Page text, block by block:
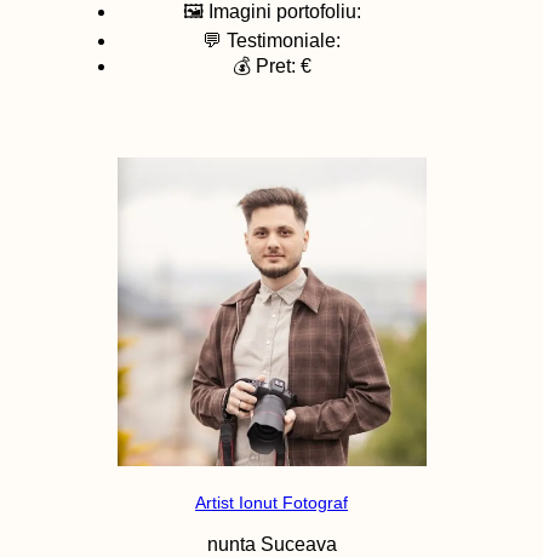
🖼️ Imagini portofoliu:
💬 Testimoniale:
💰 Pret: €
Artist Ionut Fotograf
nunta Suceava